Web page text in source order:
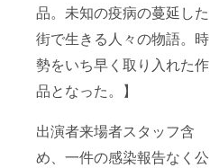
品。未知の疫病の蔓延した
街で生きる人々の物語。時
勢をいち早く取り入れた作
品となった。】
出演者来場者スタッフ含
め、一件の感染報告なく公